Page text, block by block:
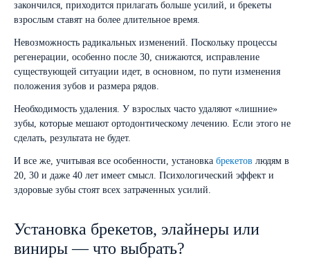
закончился, приходится прилагать больше усилий, и брекеты
взрослым ставят на более длительное время.
Невозможность радикальных изменений. Поскольку процессы
регенерации, особенно после 30, снижаются, исправление
существующей ситуации идет, в основном, по пути изменения
положения зубов и размера рядов.
Необходимость удаления. У взрослых часто удаляют «лишние»
зубы, которые мешают ортодонтическому лечению. Если этого не
сделать, результата не будет.
И все же, учитывая все особенности, установка брекетов людям в
20, 30 и даже 40 лет имеет смысл. Психологический эффект и
здоровые зубы стоят всех затраченных усилий.
Установка брекетов, элайнеры или
виниры — что выбрать?